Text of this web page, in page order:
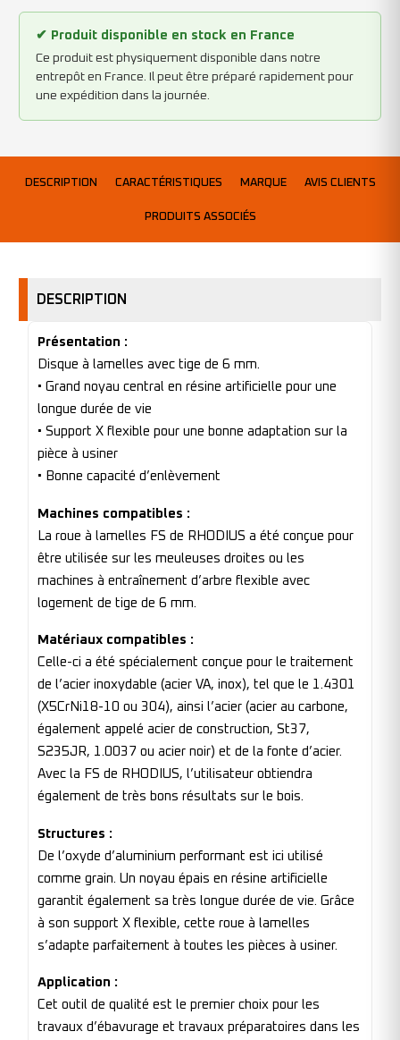
✔ Produit disponible en stock en France
Ce produit est physiquement disponible dans notre
entrepôt en France. Il peut être préparé rapidement pour
une expédition dans la journée.
DESCRIPTION CARACTÉRISTIQUES MARQUE AVIS CLIENTS
PRODUITS ASSOCIÉS
DESCRIPTION
Présentation :
Disque à lamelles avec tige de 6 mm.
• Grand noyau central en résine artificielle pour une
longue durée de vie
• Support X flexible pour une bonne adaptation sur la
pièce à usiner
• Bonne capacité d’enlèvement
Machines compatibles :
La roue à lamelles FS de RHODIUS a été conçue pour
être utilisée sur les meuleuses droites ou les
machines à entraînement d’arbre flexible avec
logement de tige de 6 mm.
Matériaux compatibles :
Celle-ci a été spécialement conçue pour le traitement
de l’acier inoxydable (acier VA, inox), tel que le 1.4301
(X5CrNi18-10 ou 304), ainsi l’acier (acier au carbone,
également appelé acier de construction, St37,
S235JR, 1.0037 ou acier noir) et de la fonte d’acier.
Avec la FS de RHODIUS, l’utilisateur obtiendra
également de très bons résultats sur le bois.
Structures :
De l’oxyde d’aluminium performant est ici utilisé
comme grain. Un noyau épais en résine artificielle
garantit également sa très longue durée de vie. Grâce
à son support X flexible, cette roue à lamelles
s’adapte parfaitement à toutes les pièces à usiner.
Application :
Cet outil de qualité est le premier choix pour les
travaux d’ébavurage et travaux préparatoires dans les